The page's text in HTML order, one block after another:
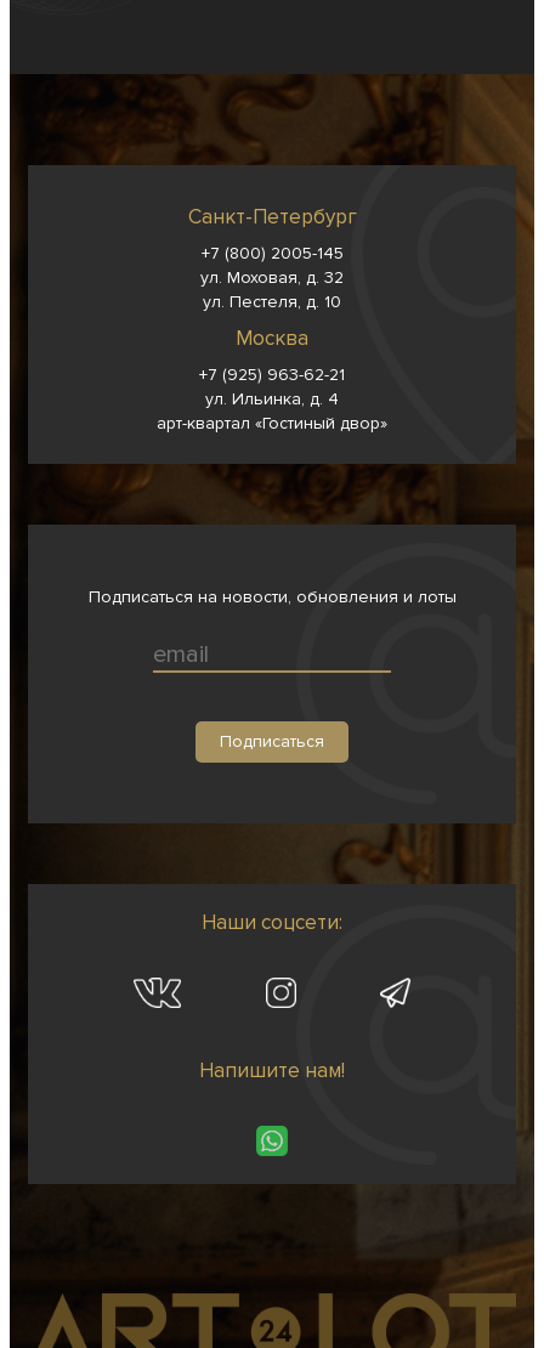
Санкт-Петербург
+7 (800) 2005-145
ул. Моховая, д. 32
ул. Пестеля, д. 10
Москва
+7 (925) 963-62-21
ул. Ильинка, д. 4
арт-квартал «Гостиный двор»
Подписаться на новости, обновления и лоты
Наши соцсети:
Напишите нам!